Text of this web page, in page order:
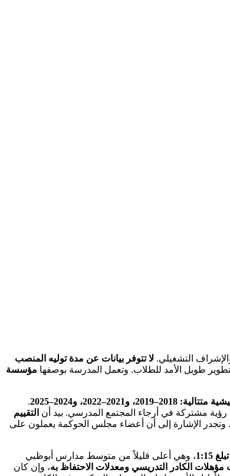
التشغيلي. لا تتوفر بيانات عن مدة توليه المنصب
طويل الأمد للطلاب. وتعمل المدرسة بوصفها مؤسسة
و2021–2022، و2024–2025
.
رؤية مشتركة في أرجاء المجتمع المدرسي. بيد أن التقييم
الإشارة إلى أن أعضاء مجلس الحوكمة يعملون على
، وهي أعلى قليلاً من متوسط مدارس أبوظبي
مؤهلات الكادر التدريسي ومعدلات الاحتفاظ به، وإن كان